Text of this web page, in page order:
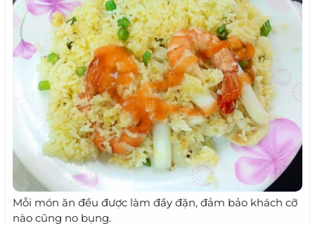
Mỗi món ăn đều được làm đầy đặn, đảm bảo khách cỡ
nào cũng no bụng.